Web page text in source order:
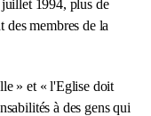
1994, plus de
membres de la
» et « l'Eglise doit
à des gens qui